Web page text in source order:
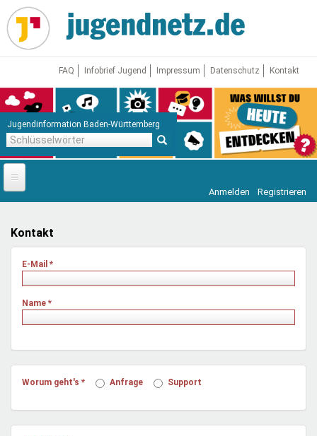
Direkt
zum
Inhalt
FAQ Infobrief Jugend Impressum Datenschutz Kontakt
Jugendinformation Baden-Württemberg
Startseite
News
Jugendnetz
Freizeit & Reisen
Mentoren & Projekte
Demokratie & Beteiligung
Vor Ort
Anmelden Registrieren
Kontakt
E-Mail *
Name *
Worum geht's * Anfrage Support